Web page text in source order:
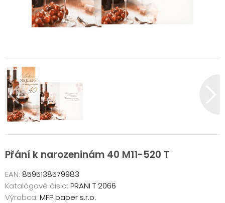
Přání k narozeninám 40 M11-520 T
EAN: 8595138579983
Katalógové čislo: PRANI T 2066
Výrobca: MFP paper s.r.o.